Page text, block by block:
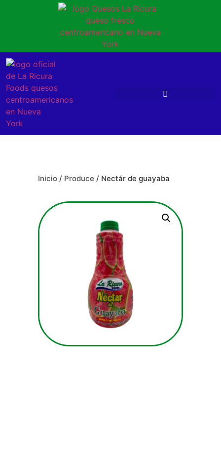
Inicio / Produce / Nectár de guayaba